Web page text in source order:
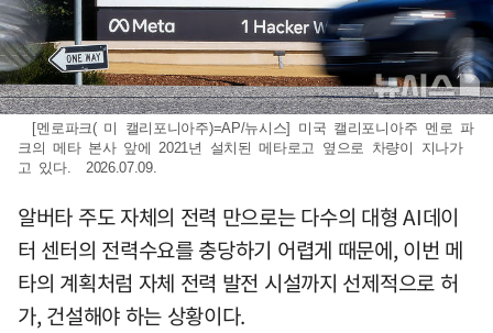
[멘로파크( 미 캘리포니아주)=AP/뉴시스] 미국 캘리포니아주 멘로 파
크의 메타 본사 앞에 2021년 설치된 메타로고 옆으로 차량이 지나가
고 있다. 2026.07.09.
알버타 주도 자체의 전력 만으로는 다수의 대형 AI데이
터 센터의 전력수요를 충당하기 어렵게 때문에, 이번 메
타의 계획처럼 자체 전력 발전 시설까지 선제적으로 허
가, 건설해야 하는 상황이다.